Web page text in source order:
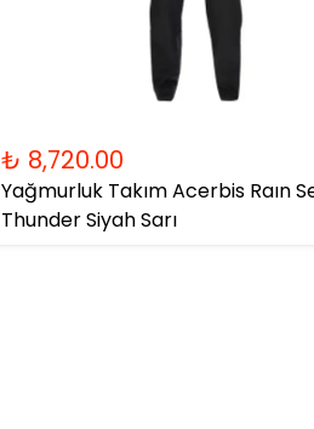
₺ 8,720.00
Yağmurluk Takım Acerbis Raın
Thunder Siyah Sarı